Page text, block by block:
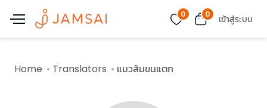
0 0 เข้าสู่ระบบ
Home Translators แมวส้มขนแตก